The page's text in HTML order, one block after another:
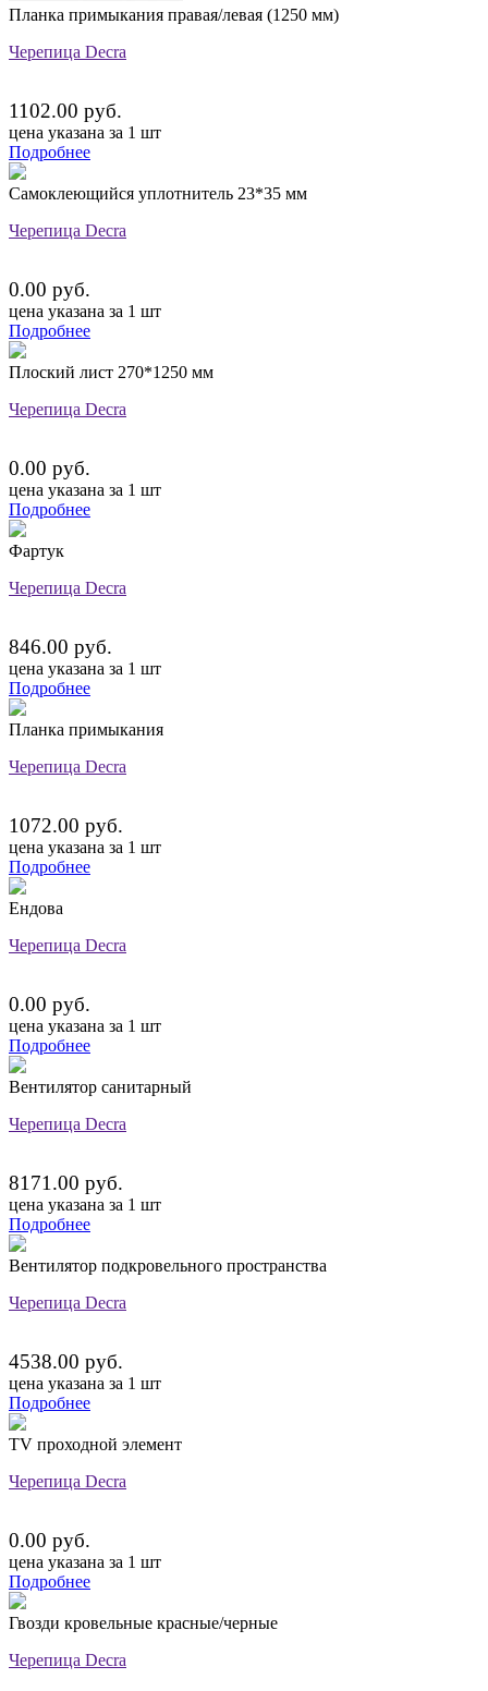
Планка примыкания правая/левая (1250 мм)
Черепица Decra
1102.00 руб.
цена указана за 1 шт
Подробнее
Самоклеющийся уплотнитель 23*35 мм
Черепица Decra
0.00 руб.
цена указана за 1 шт
Подробнее
Плоский лист 270*1250 мм
Черепица Decra
0.00 руб.
цена указана за 1 шт
Подробнее
Фартук
Черепица Decra
846.00 руб.
цена указана за 1 шт
Подробнее
Планка примыкания
Черепица Decra
1072.00 руб.
цена указана за 1 шт
Подробнее
Ендова
Черепица Decra
0.00 руб.
цена указана за 1 шт
Подробнее
Вентилятор санитарный
Черепица Decra
8171.00 руб.
цена указана за 1 шт
Подробнее
Вентилятор подкровельного пространства
Черепица Decra
4538.00 руб.
цена указана за 1 шт
Подробнее
TV проходной элемент
Черепица Decra
0.00 руб.
цена указана за 1 шт
Подробнее
Гвозди кровельные красные/черные
Черепица Decra